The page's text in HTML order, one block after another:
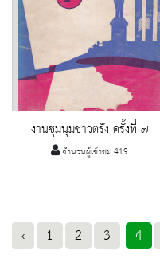
งานชุมนุมชาวตรัง ครั้งที่ ๗
จำนวนผู้เข้าชม 419
‹ 1 2 3 4